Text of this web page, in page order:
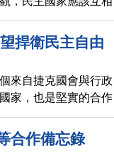
家。
捍衛民主自由
來自捷克國會與行政
家，也是堅實的合作
克持續相互守望，堅
量。
合作備忘錄